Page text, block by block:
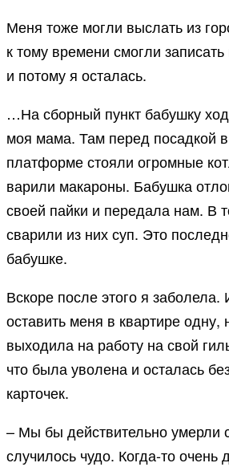
Меня тоже могли выслать из
к тому времени смогли
и потому я осталась.
…На сборный пункт бабушку
моя мама. Там перед посадкой
платформе стояли огромные
варили макароны. Бабушка
своей пайки и передала нам. В
сварили из них суп. Это
бабушке.
Вскоре после этого я
оставить меня в квартире одну,
выходила на работу на свой
что была уволена и осталась
карточек.
– Мы бы действительно умерли
случилось чудо. Когда-то очень